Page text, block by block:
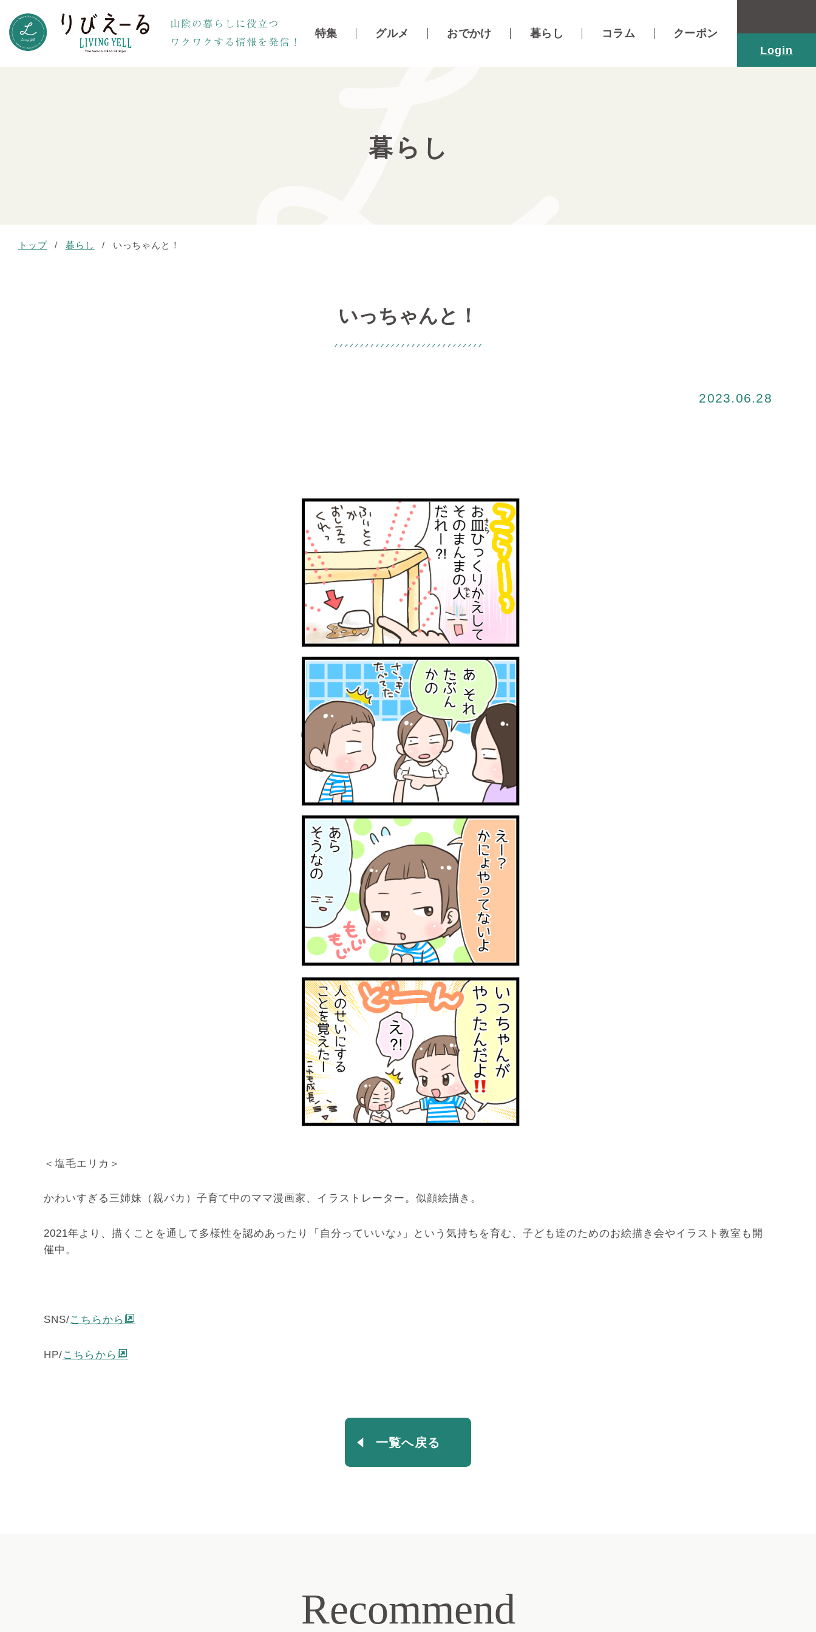
特集 グルメ おでかけ 暮らし コラム
クーポン
Login
暮らし
トップ / 暮らし / いっちゃんと！
いっちゃんと！
2023.06.28
＜塩毛エリカ＞
かわいすぎる三姉妹（親バカ）子育て中のママ漫画家、イラストレーター。似顔絵描き。
2021年より、描くことを通して多様性を認めあったり「自分っていいな♪」という気持ちを育む、子ども達のためのお絵描き会やイラスト教室も開
催中。
SNS/こちらから
HP/こちらから
一覧へ戻る
Recommend